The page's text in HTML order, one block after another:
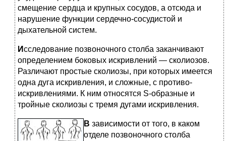
смещение сердца и крупных сосудов, а отсюда и
нарушение функции сердечно-сосудистой и
дыхательной систем.
Исследование позвоночного столба заканчивают
определением боковых искривлений — сколиозов.
Различают простые сколиозы, при которых имеется
одна дуга искривления, и сложные, с противо-
искривлениями. К ним относятся S-образные и
тройные сколиозы с тремя дугами искривления.
В зависимости от того, в каком
отделе позвоночного столба